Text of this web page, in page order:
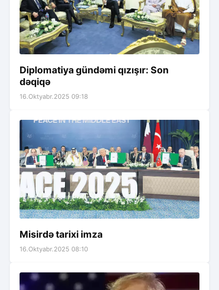
Diplomatiya gündəmi qızışır: Son
dəqiqə
16.Oktyabr.2025 09:18
Misirdə tarixi imza
16.Oktyabr.2025 08:10